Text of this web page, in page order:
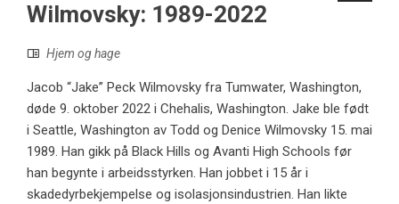
Wilmovsky: 1989-2022
Hjem og hage
Jacob “Jake” Peck Wilmovsky fra Tumwater, Washington,
døde 9. oktober 2022 i Chehalis, Washington. Jake ble født
i Seattle, Washington av Todd og Denice Wilmovsky 15. mai
1989. Han gikk på Black Hills og Avanti High Schools før
han begynte i arbeidsstyrken. Han jobbet i 15 år i
skadedyrbekjempelse og isolasjonsindustrien. Han likte